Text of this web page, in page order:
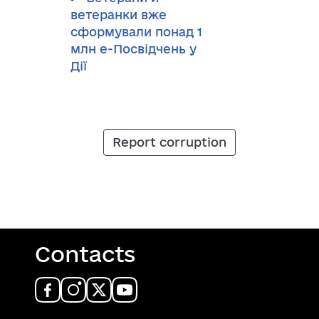
ветеранки вже
сформували понад 1
млн е-Посвідчень у
Дії
Report corruption
Contacts